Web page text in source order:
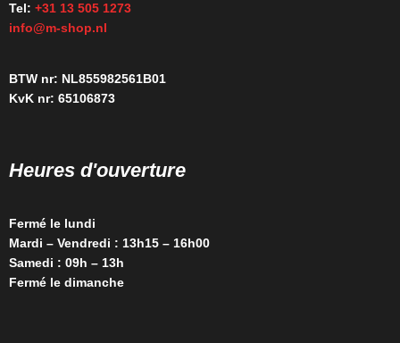
Tel: +31 13 505 1273
info@m-shop.nl
BTW nr: NL855982561B01
KvK nr: 65106873
Heures d'ouverture
Fermé le lundi
Mardi – Vendredi : 13h15 – 16h00
Samedi : 09h – 13h
Fermé le dimanche